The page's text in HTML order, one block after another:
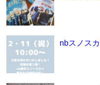
nbスノス